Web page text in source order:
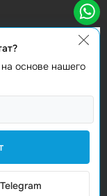
основе нашего
Telegram